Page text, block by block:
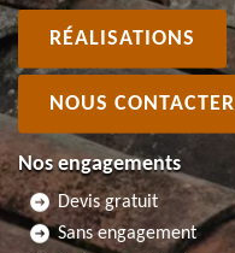
RÉALISATIONS
NOUS CONTACTER
Nos engagements
Devis gratuit
Sans engagement